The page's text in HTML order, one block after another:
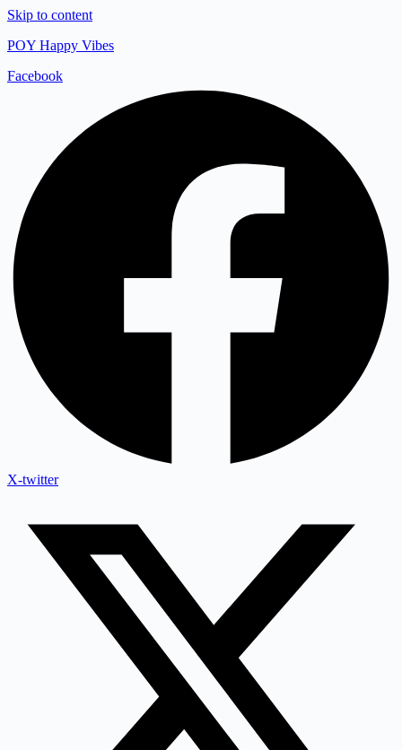
Skip to content
POY Happy Vibes
Facebook
X-twitter